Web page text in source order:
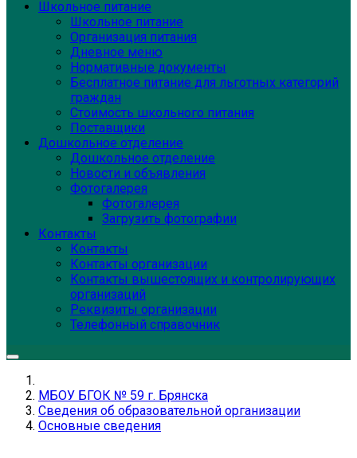
Школьное питание
Школьное питание
Организация питания
Дневное меню
Нормативные документы
Бесплатное питание для льготных категорий
граждан
Стоимость школьного питания
Поставщики
Дошкольное отделение
Дошкольное отделение
Новости и объявления
Фотогалерея
Фотогалерея
Загрузить фотографии
Контакты
Контакты
Контакты организации
Контакты вышестоящих и контролирующих
организаций
Реквизиты организации
Телефонный справочник
МБОУ БГОК № 59 г. Брянска
Сведения об образовательной организации
Основные сведения